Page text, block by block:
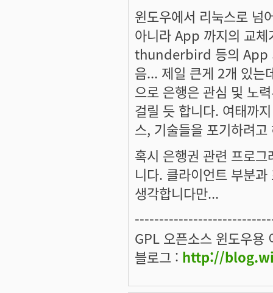
윈도우에서 리눅스로 넘
아니라 App 까지의 교
thunderbird 등의 App
음... 제일 큰게 2개 있는
으로 은행은 관심 및 노
걸릴 듯 합니다. 여태까
스, 기술들을 포기하려
혹시 은행권 관련 프로
니다. 클라이언트 부분
생각합니다만...
GPL 오픈소스 윈도우
블로그 : http://